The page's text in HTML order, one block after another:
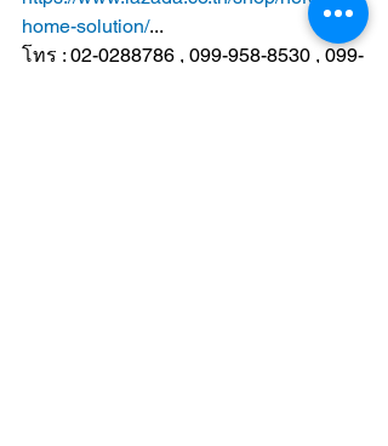
home-solution/...
โทร : 02-0288786 , 099-958-8530 , 099-